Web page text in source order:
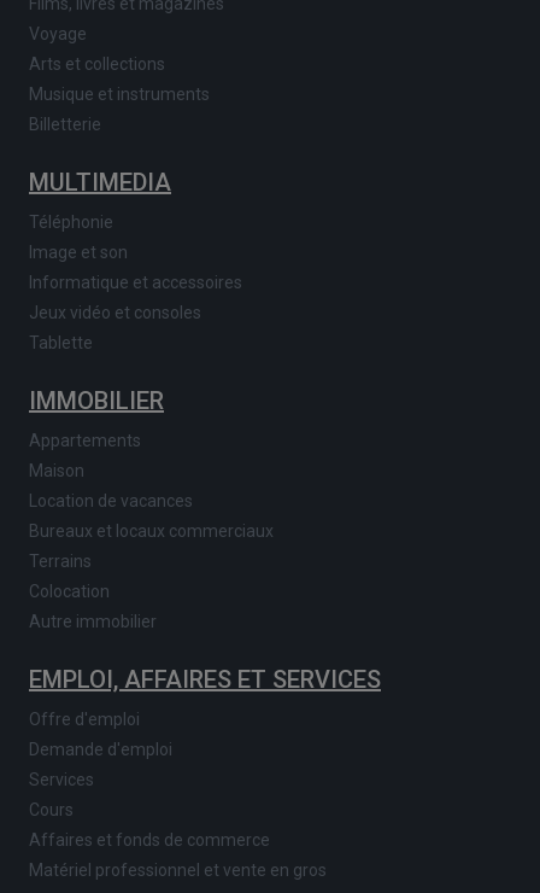
Voyage
Arts et collections
Musique et instruments
Billetterie
MULTIMEDIA
Téléphonie
Image et son
Informatique et accessoires
Jeux vidéo et consoles
Tablette
IMMOBILIER
Appartements
Maison
Location de vacances
Bureaux et locaux commerciaux
Terrains
Colocation
Autre immobilier
EMPLOI, AFFAIRES ET SERVICES
Offre d'emploi
Demande d'emploi
Services
Cours
Affaires et fonds de commerce
Matériel professionnel et vente en gros